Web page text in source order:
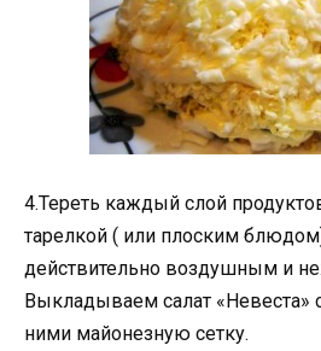
4.Тереть каждый слой
тарелкой ( или плоским
действительно воздушным и
Выкладываем салат
ними майонезную сетку.